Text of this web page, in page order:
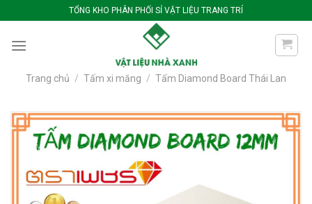
qua
nội
TỔNG KHO PHÂN PHỐI SỈ VẬT LIỆU TRANG TRÍ
Trang chủ / Tấm xi măng / Tấm Diamond Board Thái Lan